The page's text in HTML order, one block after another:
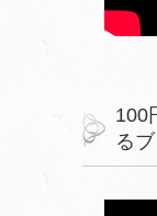
100
る